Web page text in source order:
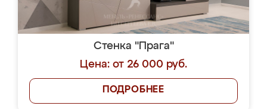
Стенка "Прага"
Цена: от 26 000 руб.
ПОДРОБНЕЕ